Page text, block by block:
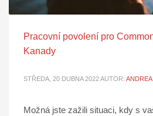
Pracovní povolení pro
Kanady
STŘEDA, 20 DUBNA 2022AUTOR:
Možná jste zažili situaci, kdy s